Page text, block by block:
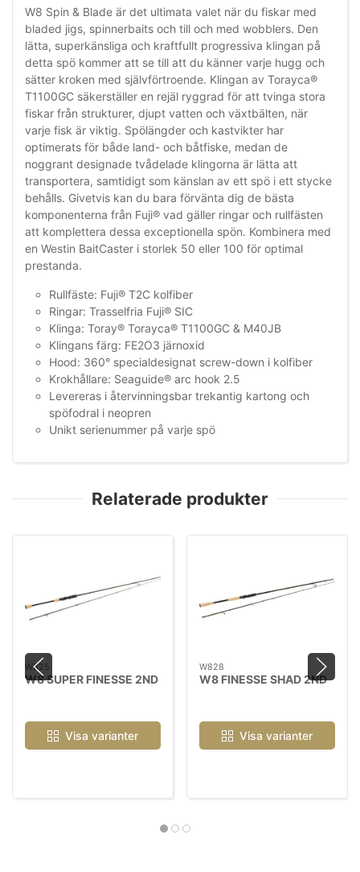
W8 Spin & Blade är det ultimata valet när du fiskar med
bladed jigs, spinnerbaits och till och med wobblers. Den
lätta, superkänsliga och kraftfullt progressiva klingan på
detta spö kommer att se till att du känner varje hugg och
sätter kroken med självförtroende. Klingan av Torayca®
T1100GC säkerställer en rejäl ryggrad för att tvinga stora
fiskar från strukturer, djupt vatten och växtbälten, när
varje fisk är viktig. Spölängder och kastvikter har
optimerats för både land- och båtfiske, medan de
noggrant designade tvådelade klingorna är lätta att
transportera, samtidigt som känslan av ett spö i ett stycke
behålls. Givetvis kan du bara förvänta dig de bästa
komponenterna från Fuji® vad gäller ringar och rullfästen
att komplettera dessa exceptionella spön. Kombinera med
en Westin BaitCaster i storlek 50 eller 100 för optimal
prestanda.
Rullfäste: Fuji® T2C kolfiber
Ringar: Trasselfria Fuji® SIC
Klinga: Toray® Torayca® T1100GC & M40JB
Klingans färg: FE2O3 järnoxid
Hood: 360° specialdesignat screw-down i kolfiber
Krokhållare: Seaguide® arc hook 2.5
Levereras i återvinningsbar trekantig kartong och
spöfodral i neopren
Unikt serienummer på varje spö
Relaterade produkter
W825
W8 SUPER FINESSE 2ND
Visa varianter
W828
W8 FINESSE SHAD 2ND
Visa varianter